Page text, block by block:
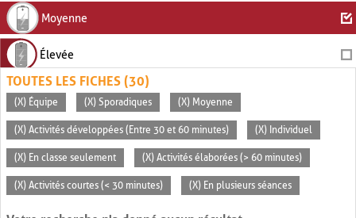
Moyenne
Élevée
TOUTES LES FICHES (30)
(X) Équipe (X) Sporadiques (X) Moyenne
(X) Activités développées (Entre 30 et 60 minutes) (X) Individuel
(X) En classe seulement (X) Activités élaborées (> 60 minutes)
(X) Activités courtes (< 30 minutes) (X) En plusieurs séances